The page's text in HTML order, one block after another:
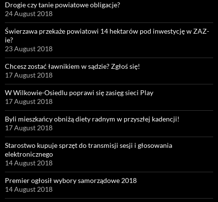
Drogie czy tanie powiatowe obligacje?
24 August 2018
Świerzawa przekaże powiatowi 14 hektarów pod inwestycję w ZAZ-
ie?
23 August 2018
Chcesz zostać ławnikiem w sądzie? Zgłoś się!
17 August 2018
W Wilkowie-Osiedlu poprawi się zasięg sieci Play
17 August 2018
Byli mieszkańcy obniżą diety radnym w przyszłej kadencji!
17 August 2018
Starostwo kupuje sprzęt do transmisji sesji i głosowania
elektronicznego
14 August 2018
Premier ogłosił wybory samorządowe 2018
14 August 2018